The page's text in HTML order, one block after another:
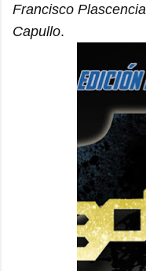
Francisco Plascencia
Capullo.